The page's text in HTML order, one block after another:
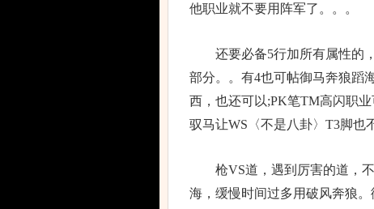
他职业就不要用阵军了。。。
还要必备5行加所有属性的，
部分。。有4也可帖御马奔狼蹈
西，也还可以;PK笔TM高闪职
驭马让WS〈不是八卦〉T3脚也
枪VS道，遇到厉害的道，不
海，缓慢时间过多用破风奔狼